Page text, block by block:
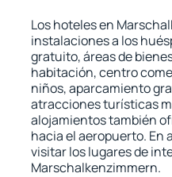
Los hoteles en
instalaciones a los
gratuito, áreas de
habitación, centro
niños, aparcamiento
atracciones turísticas
alojamientos también
hacia el aeropuerto. En
visitar los lugares de
Marschalkenzimmern.